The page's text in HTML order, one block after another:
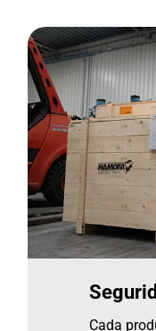
Cada